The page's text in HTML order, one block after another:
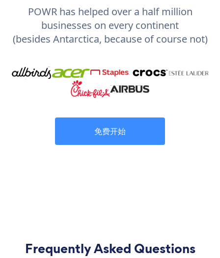
POWR has helped over a half million
businesses on every continent
(besides Antarctica, because of course not)
免费开始
Frequently Asked Questions